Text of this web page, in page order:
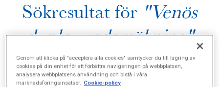
Sökresultat för "Venös
duplexundersökning"
Genom att klicka på "acceptera alla cookies" samtycker du till lagring av
cookies på din enhet för att förbättra navigeringen på webbplatsen,
analysera webbplatsens användning och bistå i våra
marknadsföringsinsatser. Cookie-policy